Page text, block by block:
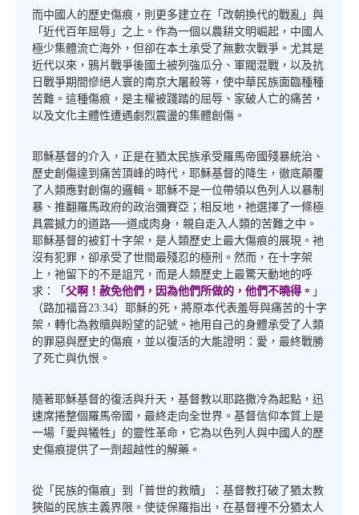
而中國人的歷史傷痕，則更多建立在「改朝換代的戰亂」與
「近代百年屈辱」之上。作為一個以農耕文明崛起，中國人
極少集體流亡海外，但卻在本土承受了無數次戰爭。尤其是
近代以來，鴉片戰爭後國土被列強瓜分、軍閥混戰，以及抗
日戰爭期間慘絕人寰的南京大屠殺等，使中華民族面臨種種
苦難。這種傷痕，是主權被踐踏的屈辱、家破人亡的痛苦，
以及文化主體性遭遇劇烈震盪的集體創傷。
耶穌基督的介入，正是在猶太民族承受羅馬帝國殘暴統治、
歷史創傷達到痛苦頂峰的時代，耶穌基督的降生，徹底顛覆
了人類應對創傷的邏輯。耶穌不是一位帶領以色列人以暴制
暴、推翻羅馬政府的政治彌賽亞；相反地，祂選擇了一條極
具震撼力的道路──道成肉身，親自走入人類的苦難之中。
耶穌基督的被釘十字架，是人類歷史上最大傷痕的展現。祂
沒有犯罪，卻承受了世間最殘忍的極刑。然而，在十字架
上，祂留下的不是詛咒，而是人類歷史上最驚天動地的呼
求：「 父啊！赦免他們，因為他們所做的，他們不曉得。 」
（路加福音23:34）耶穌的死，將原本代表羞辱與痛苦的十字
架，轉化為救贖與盼望的記號。祂用自己的身體承受了人類
的罪惡與歷史的傷痕，並以復活的大能證明：愛，最終戰勝
了死亡與仇恨。
隨著耶穌基督的復活與升天，基督教以耶路撒冷為起點，迅
速席捲整個羅馬帝國，最終走向全世界。基督信仰本質上是
一場「愛與犧牲」的靈性革命，它為以色列人與中國人的歷
史傷痕提供了一劑超越性的解藥。
從「民族的傷痕」到「普世的救贖」：基督教打破了猶太教
狹隘的民族主義界限。使徒保羅指出，在基督裡不分猶太人